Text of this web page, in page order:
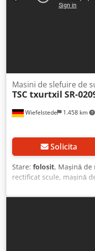
Wiefelstede 1.458 km
Masini de slefuire de
TSC txurtxil SR-
Solicita
Stare: folosit, Mașină
rectificat scule, mașină
Rok - Masă de prindere:
Axă Y: 200 mm
puncte: 350 mm -